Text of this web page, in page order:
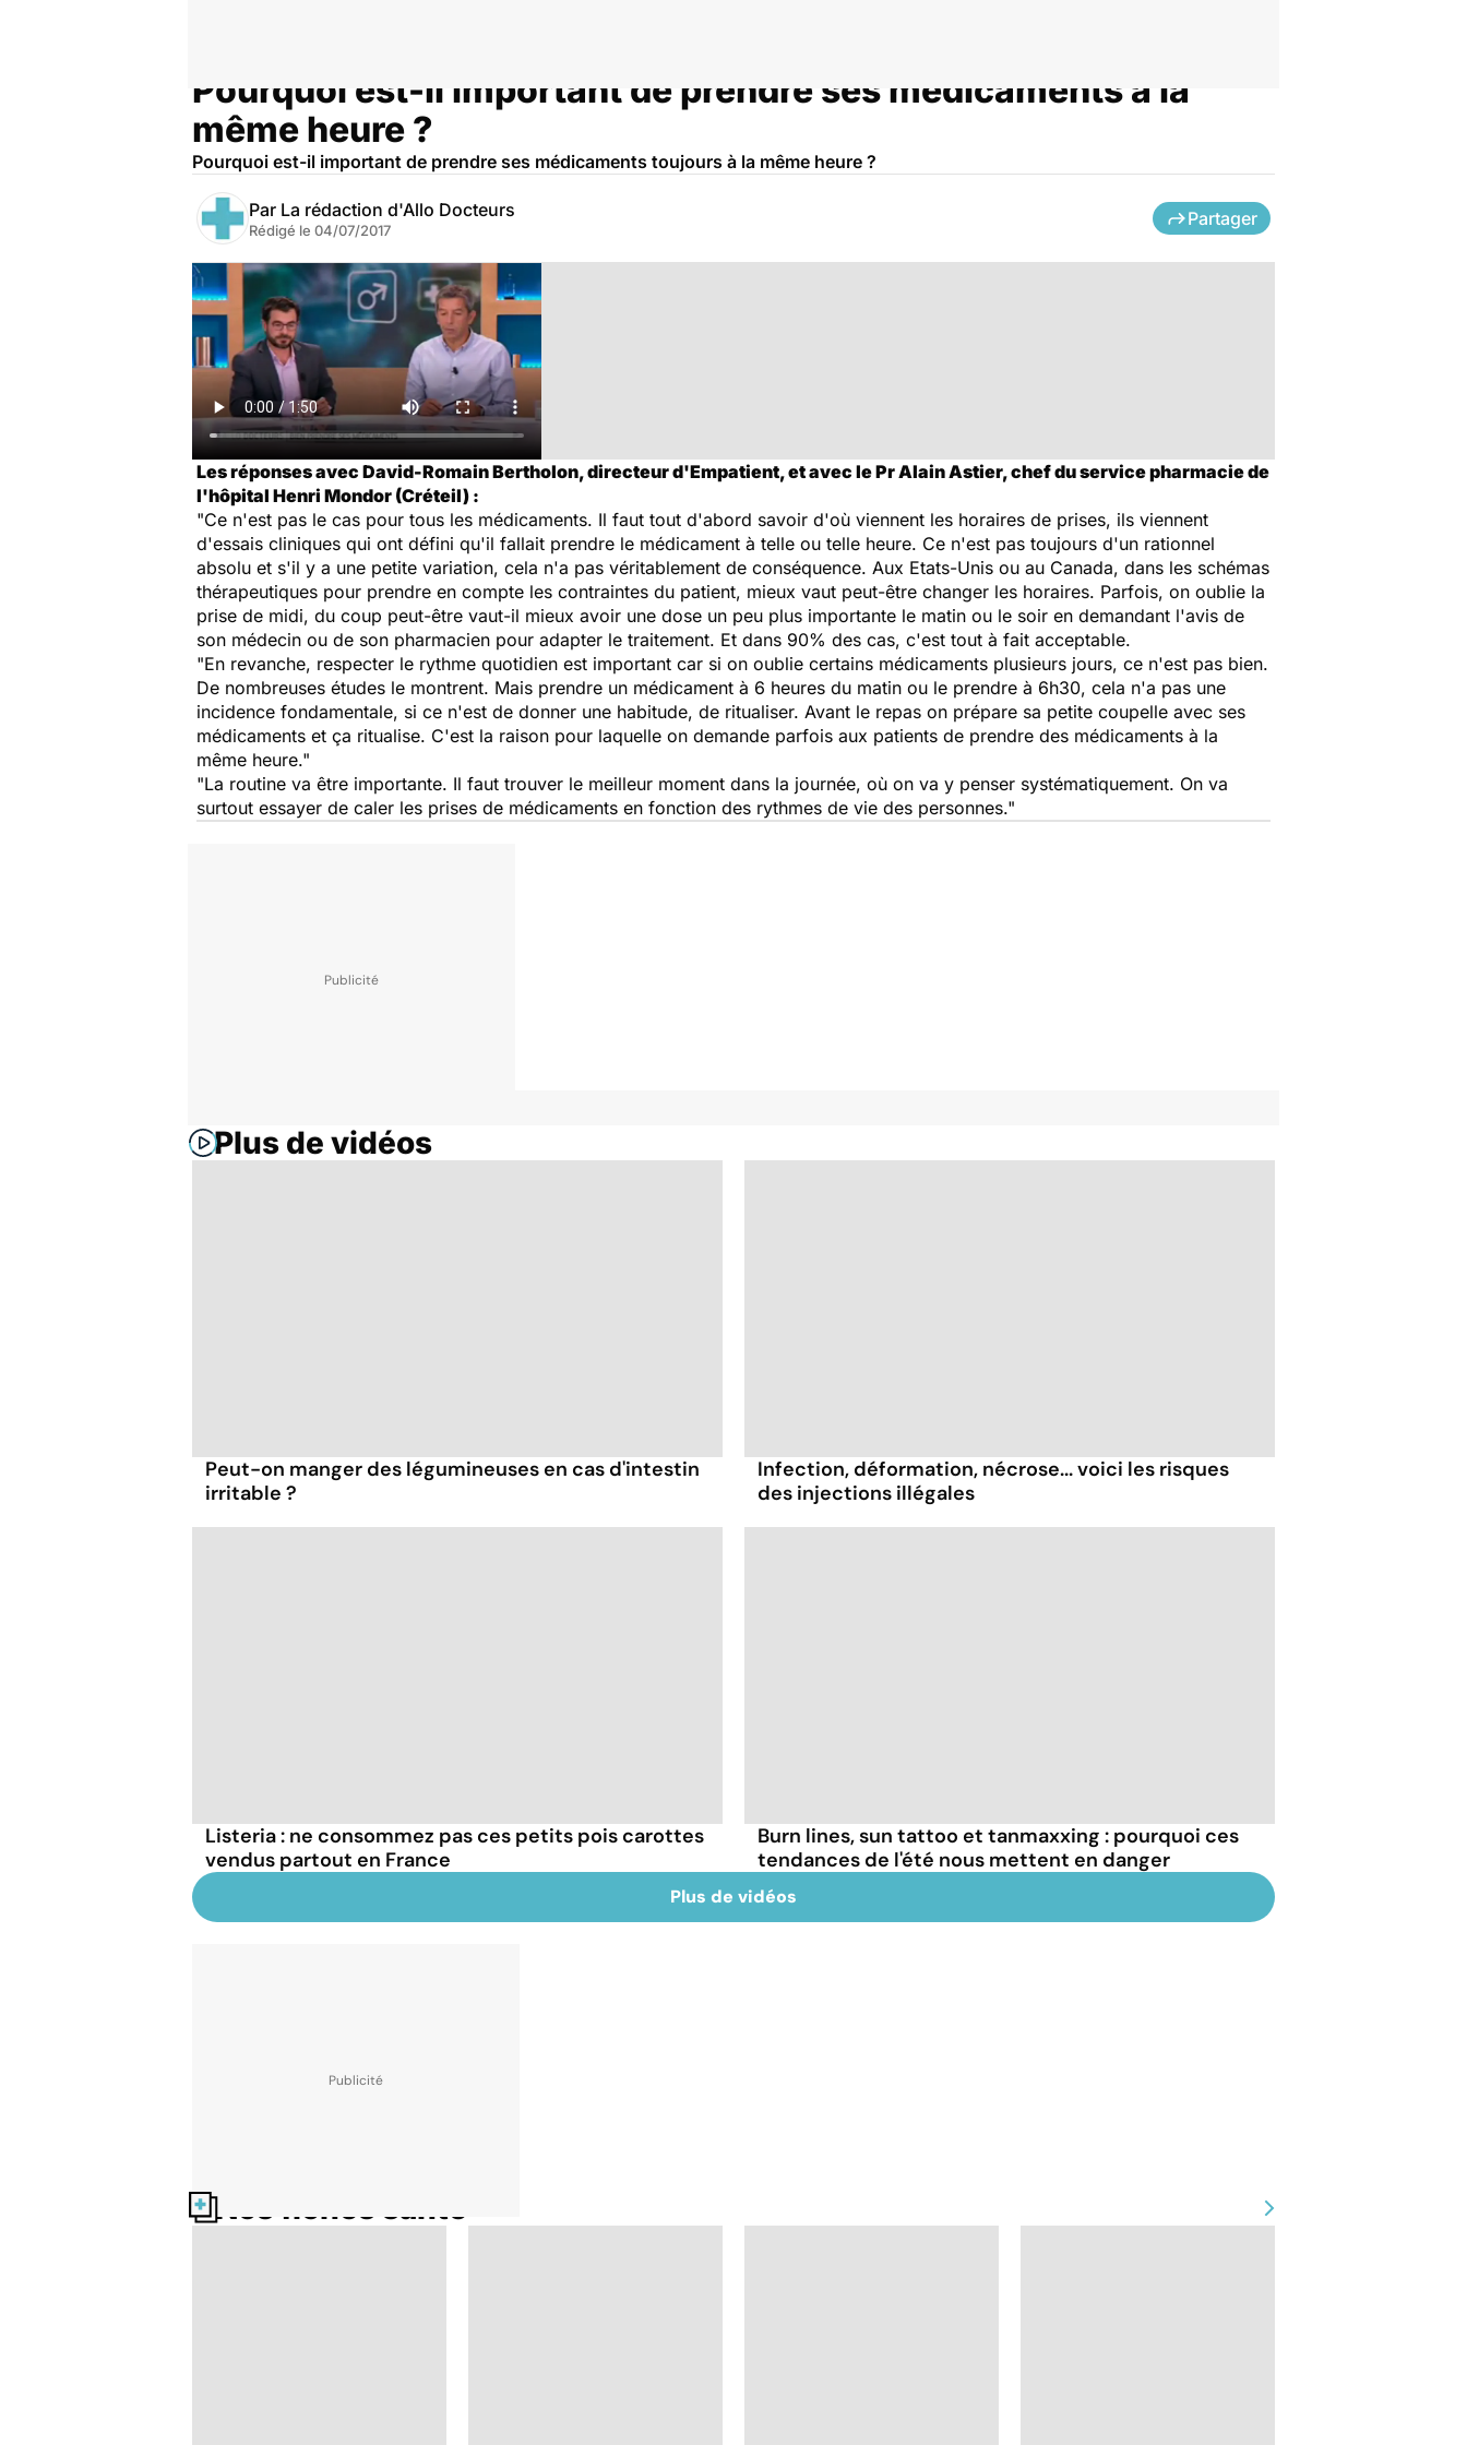
Pourquoi est-il important de prendre ses médicaments à la
même heure ?
Pourquoi est-il important de prendre ses médicaments toujours à la même heure ?
Par La rédaction d'Allo Docteurs
Rédigé le 04/07/2017
Partager
Les réponses avec David-Romain Bertholon, directeur d'Empatient, et avec le Pr Alain Astier, chef du service pharmacie de
l'hôpital Henri Mondor (Créteil) :
"Ce n'est pas le cas pour tous les médicaments. Il faut tout d'abord savoir d'où viennent les horaires de prises, ils viennent
d'essais cliniques qui ont défini qu'il fallait prendre le médicament à telle ou telle heure. Ce n'est pas toujours d'un rationnel
absolu et s'il y a une petite variation, cela n'a pas véritablement de conséquence. Aux Etats-Unis ou au Canada, dans les schémas
thérapeutiques pour prendre en compte les contraintes du patient, mieux vaut peut-être changer les horaires. Parfois, on oublie la
prise de midi, du coup peut-être vaut-il mieux avoir une dose un peu plus importante le matin ou le soir en demandant l'avis de
son médecin ou de son pharmacien pour adapter le traitement. Et dans 90% des cas, c'est tout à fait acceptable.
"En revanche, respecter le rythme quotidien est important car si on oublie certains médicaments plusieurs jours, ce n'est pas bien.
De nombreuses études le montrent. Mais prendre un médicament à 6 heures du matin ou le prendre à 6h30, cela n'a pas une
incidence fondamentale, si ce n'est de donner une habitude, de ritualiser. Avant le repas on prépare sa petite coupelle avec ses
médicaments et ça ritualise. C'est la raison pour laquelle on demande parfois aux patients de prendre des médicaments à la
même heure."
"La routine va être importante. Il faut trouver le meilleur moment dans la journée, où on va y penser systématiquement. On va
surtout essayer de caler les prises de médicaments en fonction des rythmes de vie des personnes."
Plus de vidéos
Peut-on manger des légumineuses en cas d'intestin
irritable ?
Infection, déformation, nécrose... voici les risques
des injections illégales
Listeria : ne consommez pas ces petits pois carottes
vendus partout en France
Burn lines, sun tattoo et tanmaxxing : pourquoi ces
tendances de l'été nous mettent en danger
Plus de vidéos
Nos fiches santé